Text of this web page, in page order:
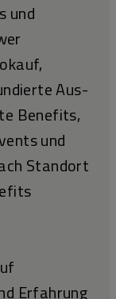
und
Aus-
Benefits,
und
Standort
Erfahrung